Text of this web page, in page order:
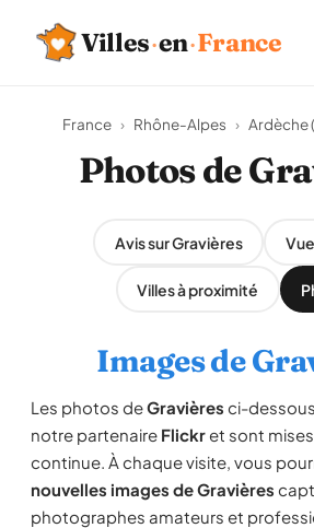
Villes·en·France
France › Rhône-Alpes › Ardèche
Photos de
Avis sur Gravières
Villes à proximité
Images de
Les photos deGravières ci-
notre partenaire Flickret sont
continue. À chaque visite, vous
nouvelles images de Gravières
photographes amateurs et